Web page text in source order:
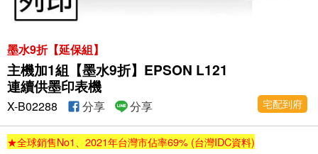
墨水9折【延保組】
主機加1組【墨水9折】EPSON L121
連續供墨印表機
宅配到府
X-B02288 分享 分享
★全球銷售No1、2021年台灣市佔率69% (台灣IDC資料)